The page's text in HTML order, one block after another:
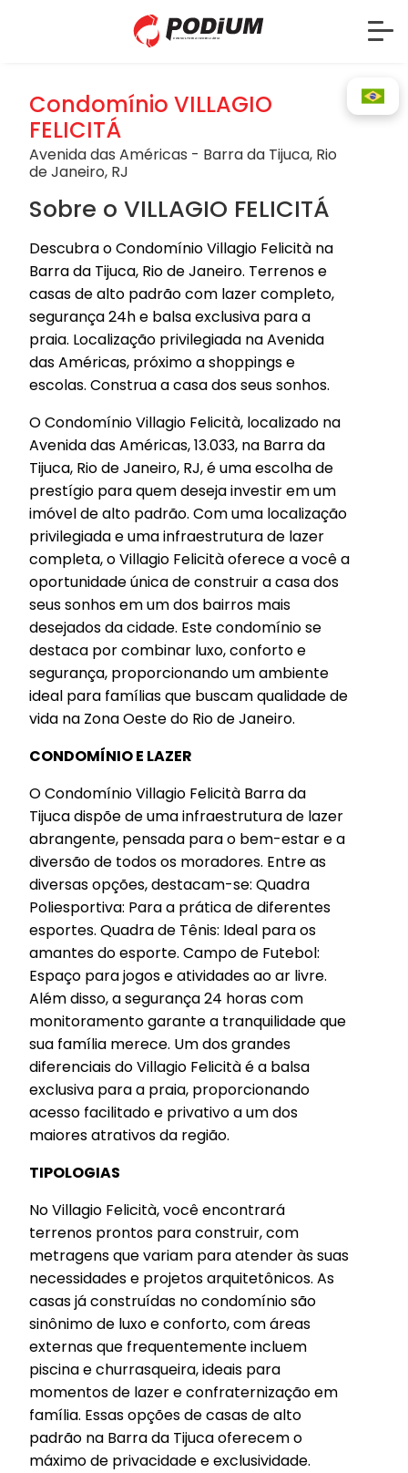
Condomínio VILLAGIO
FELICITÁ
Avenida das Américas - Barra da Tijuca, Rio
de Janeiro, RJ
Sobre o VILLAGIO FELICITÁ
Descubra o Condomínio Villagio Felicità na
Barra da Tijuca, Rio de Janeiro. Terrenos e
casas de alto padrão com lazer completo,
segurança 24h e balsa exclusiva para a
praia. Localização privilegiada na Avenida
das Américas, próximo a shoppings e
escolas. Construa a casa dos seus sonhos.
O Condomínio Villagio Felicità, localizado na
Avenida das Américas, 13.033, na Barra da
Tijuca, Rio de Janeiro, RJ, é uma escolha de
prestígio para quem deseja investir em um
imóvel de alto padrão. Com uma localização
privilegiada e uma infraestrutura de lazer
completa, o Villagio Felicità oferece a você a
oportunidade única de construir a casa dos
seus sonhos em um dos bairros mais
desejados da cidade. Este condomínio se
destaca por combinar luxo, conforto e
segurança, proporcionando um ambiente
ideal para famílias que buscam qualidade de
vida na Zona Oeste do Rio de Janeiro.
CONDOMÍNIO E LAZER
O Condomínio Villagio Felicità Barra da
Tijuca dispõe de uma infraestrutura de lazer
abrangente, pensada para o bem-estar e a
diversão de todos os moradores. Entre as
diversas opções, destacam-se: Quadra
Poliesportiva: Para a prática de diferentes
esportes. Quadra de Tênis: Ideal para os
amantes do esporte. Campo de Futebol:
Espaço para jogos e atividades ao ar livre.
Além disso, a segurança 24 horas com
monitoramento garante a tranquilidade que
sua família merece. Um dos grandes
diferenciais do Villagio Felicità é a balsa
exclusiva para a praia, proporcionando
acesso facilitado e privativo a um dos
maiores atrativos da região.
TIPOLOGIAS
No Villagio Felicità, você encontrará
terrenos prontos para construir, com
metragens que variam para atender às suas
necessidades e projetos arquitetônicos. As
casas já construídas no condomínio são
sinônimo de luxo e conforto, com áreas
externas que frequentemente incluem
piscina e churrasqueira, ideais para
momentos de lazer e confraternização em
família. Essas opções de casas de alto
padrão na Barra da Tijuca oferecem o
máximo de privacidade e exclusividade.